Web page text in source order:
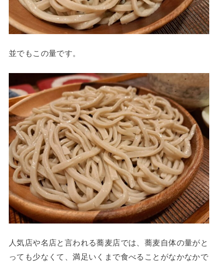
並でもこの量です。
人気店や名店と言われる蕎麦店では、蕎麦自体の量がと
っても少なくて、満足いくまで食べることがなかなかで